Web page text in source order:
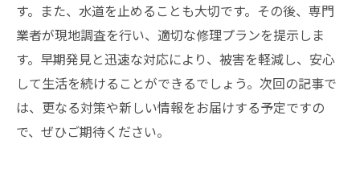
す。また、水道を止めることも大切です。その後、専門
業者が現地調査を行い、適切な修理プランを提示しま
す。早期発見と迅速な対応により、被害を軽減し、安心
して生活を続けることができるでしょう。次回の記事で
は、更なる対策や新しい情報をお届けする予定ですの
で、ぜひご期待ください。